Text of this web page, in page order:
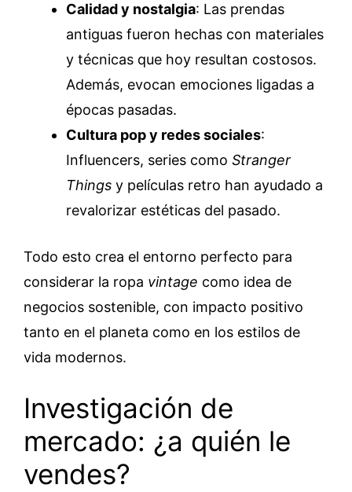
Calidad y nostalgia: Las prendas
antiguas fueron hechas con materiales
y técnicas que hoy resultan costosos.
Además, evocan emociones ligadas a
épocas pasadas.
Cultura pop y redes sociales:
Influencers, series como Stranger
Things y películas retro han ayudado a
revalorizar estéticas del pasado.
Todo esto crea el entorno perfecto para
considerar la ropa vintage como idea de
negocios sostenible, con impacto positivo
tanto en el planeta como en los estilos de
vida modernos.
Investigación de
mercado: ¿a quién le
vendes?